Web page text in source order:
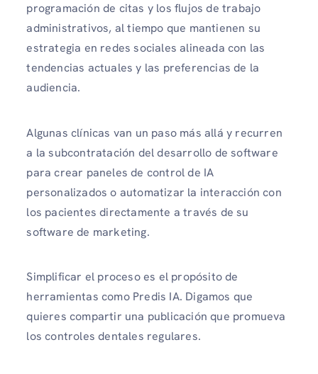
programación de citas y los flujos de trabajo
administrativos, al tiempo que mantienen su
estrategia en redes sociales alineada con las
tendencias actuales y las preferencias de la
audiencia.
Algunas clínicas van un paso más allá y recurren
a la subcontratación del desarrollo de software
para crear paneles de control de IA
personalizados o automatizar la interacción con
los pacientes directamente a través de su
software de marketing.
Simplificar el proceso es el propósito de
herramientas como Predis IA. Digamos que
quieres compartir una publicación que promueva
los controles dentales regulares.